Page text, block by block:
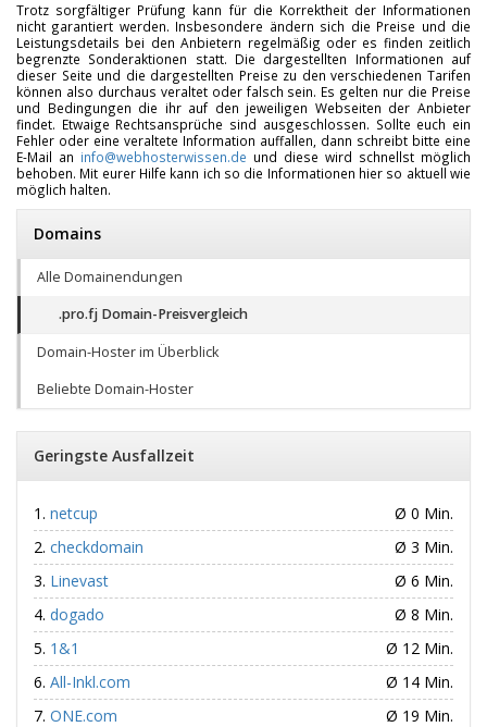
Trotz sorgfältiger Prüfung kann für die Korrektheit der Informationen
nicht garantiert werden. Insbesondere ändern sich die Preise und die
Leistungsdetails bei den Anbietern regelmäßig oder es finden zeitlich
begrenzte Sonderaktionen statt. Die dargestellten Informationen auf
dieser Seite und die dargestellten Preise zu den verschiedenen Tarifen
können also durchaus veraltet oder falsch sein. Es gelten nur die Preise
und Bedingungen die ihr auf den jeweiligen Webseiten der Anbieter
findet. Etwaige Rechtsansprüche sind ausgeschlossen. Sollte euch ein
Fehler oder eine veraltete Information auffallen, dann schreibt bitte eine
E-Mail an info@webhosterwissen.de und diese wird schnellst möglich
behoben. Mit eurer Hilfe kann ich so die Informationen hier so aktuell wie
möglich halten.
Domains
Alle Domainendungen
.pro.fj Domain-Preisvergleich
Domain-Hoster im Überblick
Beliebte Domain-Hoster
Geringste Ausfallzeit
netcup
Ø 0 Min.
checkdomain
Ø 3 Min.
Linevast
Ø 6 Min.
dogado
Ø 8 Min.
1&1
Ø 12 Min.
All-Inkl.com
Ø 14 Min.
ONE.com
Ø 19 Min.